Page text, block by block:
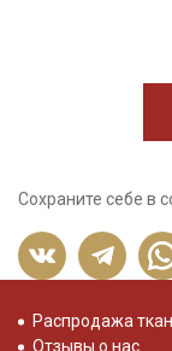
Сохраните себе в
Распродажа
Отзывы о нас